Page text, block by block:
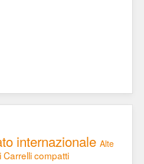
internazionale Alte
Carrelli compatti